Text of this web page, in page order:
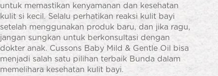
untuk memastikan kenyamanan dan kesehatan
kulit si kecil. Selalu perhatikan reaksi kulit bayi
setelah menggunakan produk baru, dan jika ragu,
jangan sungkan untuk berkonsultasi dengan
dokter anak. Cussons Baby Mild & Gentle Oil bisa
menjadi salah satu pilihan terbaik Bunda dalam
memelihara kesehatan kulit bayi.